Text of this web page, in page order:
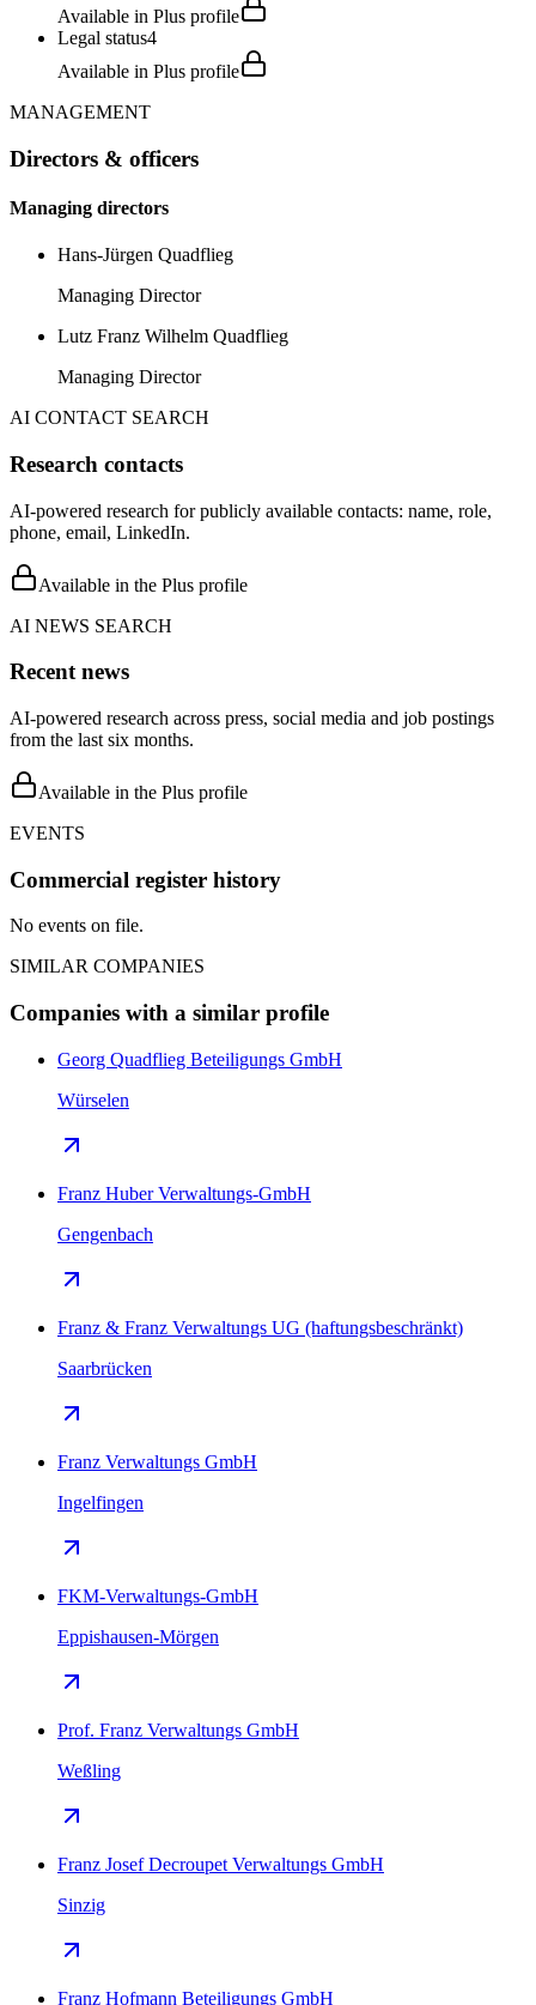
Available in Plus profile
Legal status4
Available in Plus profile
MANAGEMENT
Directors & officers
Managing directors
Hans-Jürgen Quadflieg
Managing Director
Lutz Franz Wilhelm Quadflieg
Managing Director
AI CONTACT SEARCH
Research contacts
AI-powered research for publicly available contacts: name, role,
phone, email, LinkedIn.
Available in the Plus profile
AI NEWS SEARCH
Recent news
AI-powered research across press, social media and job postings
from the last six months.
Available in the Plus profile
EVENTS
Commercial register history
No events on file.
SIMILAR COMPANIES
Companies with a similar profile
Georg Quadflieg Beteiligungs GmbH
Würselen
Franz Huber Verwaltungs-GmbH
Gengenbach
Franz & Franz Verwaltungs UG (haftungsbeschränkt)
Saarbrücken
Franz Verwaltungs GmbH
Ingelfingen
FKM-Verwaltungs-GmbH
Eppishausen-Mörgen
Prof. Franz Verwaltungs GmbH
Weßling
Franz Josef Decroupet Verwaltungs GmbH
Sinzig
Franz Hofmann Beteiligungs GmbH